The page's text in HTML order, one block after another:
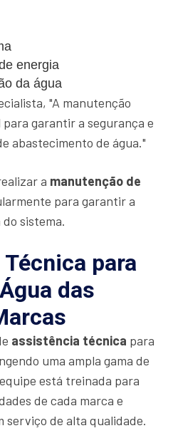
energia
da água
"A manutenção
garantir a segurança e
abastecimento de água."
a manutenção de
para garantir a
sistema.
para
das
assistência técnica para
uma ampla gama de
está treinada para
de cada marca e
serviço de alta qualidade.